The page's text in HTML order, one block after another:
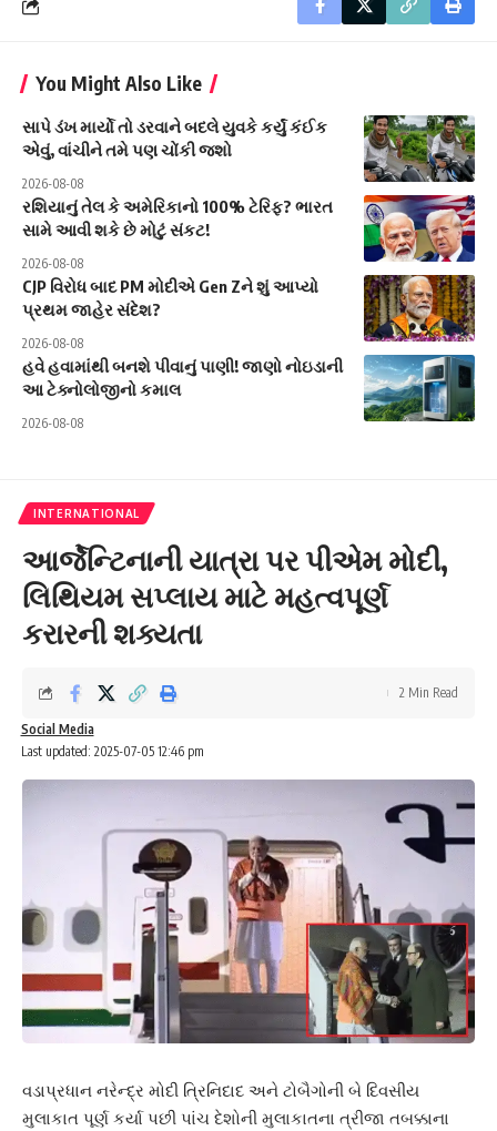
You Might Also Like
સાપે ડંખ માર્યો તો ડરવાને બદલે યુવકે કર્યું કંઈક
એવું, વાંચીને તમે પણ ચોંકી જશો
2026-08-08
રશિયાનું તેલ કે અમેરિકાનો 100% ટેરિફ? ભારત
સામે આવી શકે છે મોટું સંકટ!
2026-08-08
CJP વિરોધ બાદ PM મોદીએ Gen Zને શું આપ્યો
પ્રથમ જાહેર સંદેશ?
2026-08-08
હવે હવામાંથી બનશે પીવાનું પાણી! જાણો નોઇડાની
આ ટેક્નોલોજીનો કમાલ
2026-08-08
INTERNATIONAL
આર્જેન્ટિનાની યાત્રા પર પીએમ મોદી,
લિથિયમ સપ્લાય માટે મહત્વપૂર્ણ
કરારની શક્યતા
Last updated: 2025-07-05 12:46 pm
Social Media
2 Min Read
વડાપ્રધાન નરેન્દ્ર મોદી ત્રિનિદાદ અને ટોબૈગોની બે દિવસીય
મુલાકાત પૂર્ણ કર્યા પછી પાંચ દેશોની મુલાકાતના ત્રીજા તબક્કાના